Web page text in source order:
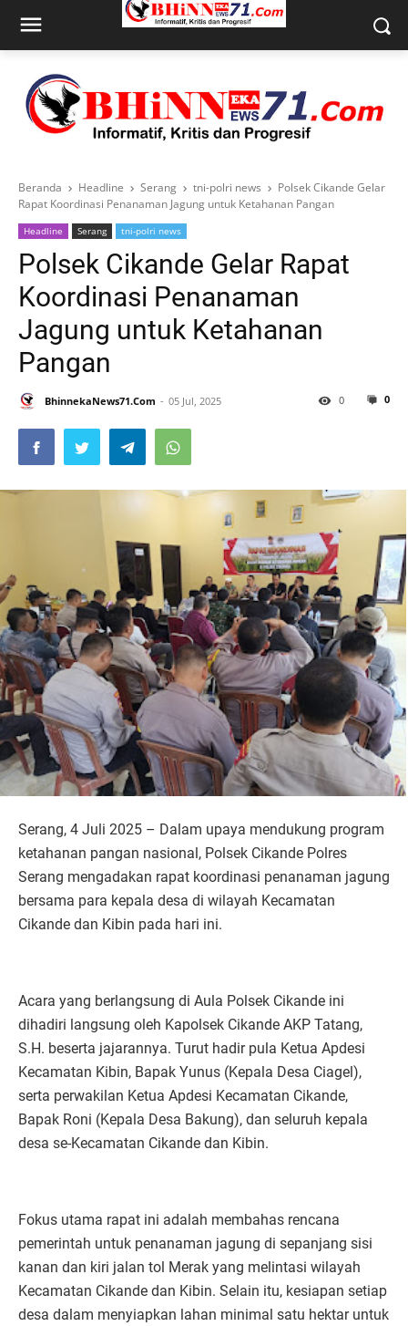
Beranda Headline Serang tni-polri news
Polsek Cikande Gelar
Rapat Koordinasi Penanaman Jagung untuk Ketahanan Pangan
Headline Serang tni-polri news
Polsek Cikande Gelar Rapat
Koordinasi Penanaman
Jagung untuk Ketahanan
Pangan
BhinnekaNews71.Com 05 Jul, 2025 0
0
Serang, 4 Juli 2025 – Dalam upaya mendukung program
ketahanan pangan nasional, Polsek Cikande Polres
Serang mengadakan rapat koordinasi penanaman jagung
bersama para kepala desa di wilayah Kecamatan
Cikande dan Kibin pada hari ini.
Acara yang berlangsung di Aula Polsek Cikande ini
dihadiri langsung oleh Kapolsek Cikande AKP Tatang,
S.H. beserta jajarannya. Turut hadir pula Ketua Apdesi
Kecamatan Kibin, Bapak Yunus (Kepala Desa Ciagel),
serta perwakilan Ketua Apdesi Kecamatan Cikande,
Bapak Roni (Kepala Desa Bakung), dan seluruh kepala
desa se-Kecamatan Cikande dan Kibin.
Fokus utama rapat ini adalah membahas rencana
pemerintah untuk penanaman jagung di sepanjang sisi
kanan dan kiri jalan tol Merak yang melintasi wilayah
Kecamatan Cikande dan Kibin. Selain itu, kesiapan setiap
desa dalam menyiapkan lahan minimal satu hektar untuk